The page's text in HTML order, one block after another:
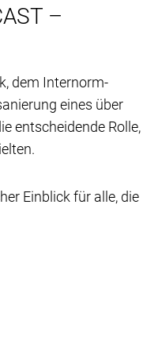
–
dem Internorm-
eines über
entscheidende Rolle,
Einblick für alle, die